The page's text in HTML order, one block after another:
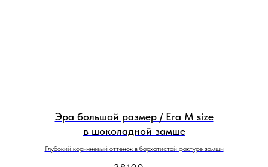
Эра большой размер / Era M size
в шоколадной замше
Глубокий коричневый оттенок в бархатистой фактуре замши